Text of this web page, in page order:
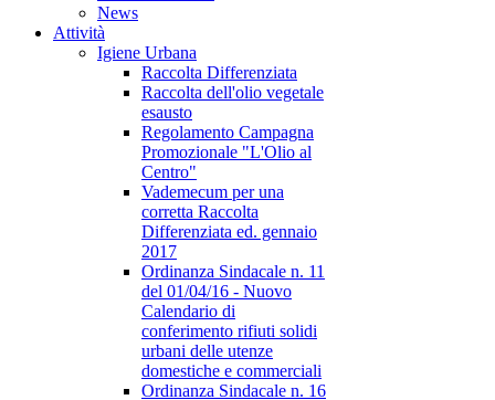
News
Attività
Igiene Urbana
Raccolta Differenziata
Raccolta dell'olio vegetale
esausto
Regolamento Campagna
Promozionale "L'Olio al
Centro"
Vademecum per una
corretta Raccolta
Differenziata ed. gennaio
2017
Ordinanza Sindacale n. 11
del 01/04/16 - Nuovo
Calendario di
conferimento rifiuti solidi
urbani delle utenze
domestiche e commerciali
Ordinanza Sindacale n. 16